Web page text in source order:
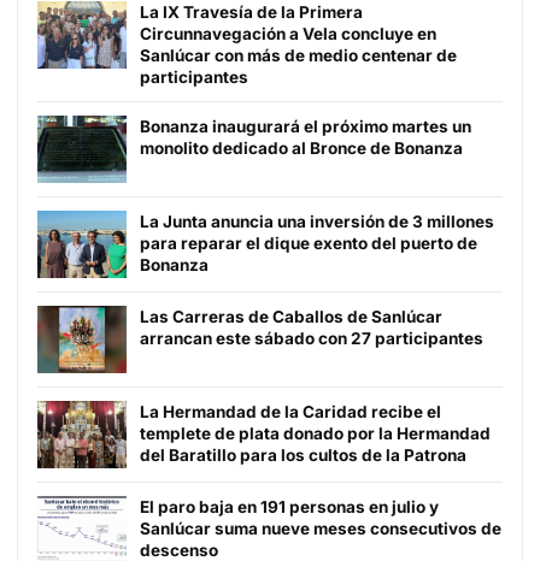
La IX Travesía de la Primera
Circunnavegación a Vela concluye en
Sanlúcar con más de medio centenar de
participantes
Bonanza inaugurará el próximo martes un
monolito dedicado al Bronce de Bonanza
La Junta anuncia una inversión de 3 millones
para reparar el dique exento del puerto de
Bonanza
Las Carreras de Caballos de Sanlúcar
arrancan este sábado con 27 participantes
La Hermandad de la Caridad recibe el
templete de plata donado por la Hermandad
del Baratillo para los cultos de la Patrona
El paro baja en 191 personas en julio y
Sanlúcar suma nueve meses consecutivos de
descenso